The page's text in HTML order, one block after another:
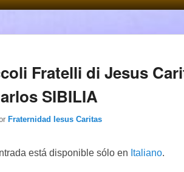
Fratelli di Jesus
SIBILIA
Fraternidad Iesus Caritas
está disponible sólo en Italiano.